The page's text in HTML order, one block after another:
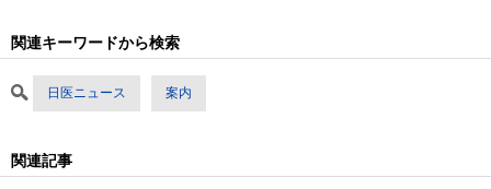
関連キーワードから検索
日医ニュース 案内
関連記事